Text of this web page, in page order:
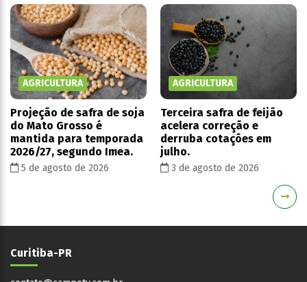
AGRICULTURA
Projeção de safra de soja
do Mato Grosso é
mantida para temporada
2026/27, segundo Imea.
5 de agosto de 2026
AGRICULTURA
Terceira safra de feijão
acelera correção e
derruba cotações em
julho.
3 de agosto de 2026
Curitiba-PR